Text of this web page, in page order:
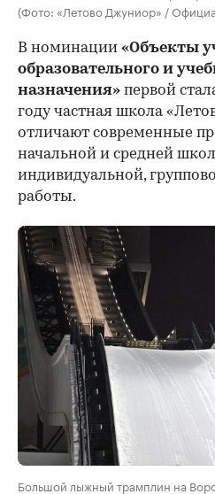
(Фото: «Летово Джуниор» /
В номинации «Объекты
образовательного и
назначения» первой
году частная школа
отличают современные
начальной и средней
индивидуальной,
работы.
Большой лыжный трамплин на